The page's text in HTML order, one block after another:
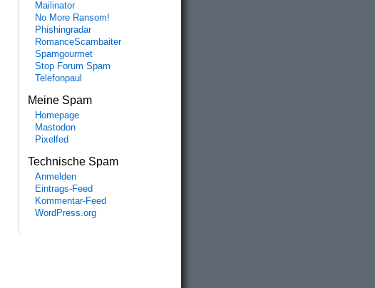
Mailinator
No More Ransom!
Phishingradar
RomanceScambaiter
Spamgourmet
Stop Forum Spam
Telefonpaul
Meine Spam
Homepage
Mastodon
Pixelfed
Technische Spam
Anmelden
Eintrags-Feed
Kommentar-Feed
WordPress.org